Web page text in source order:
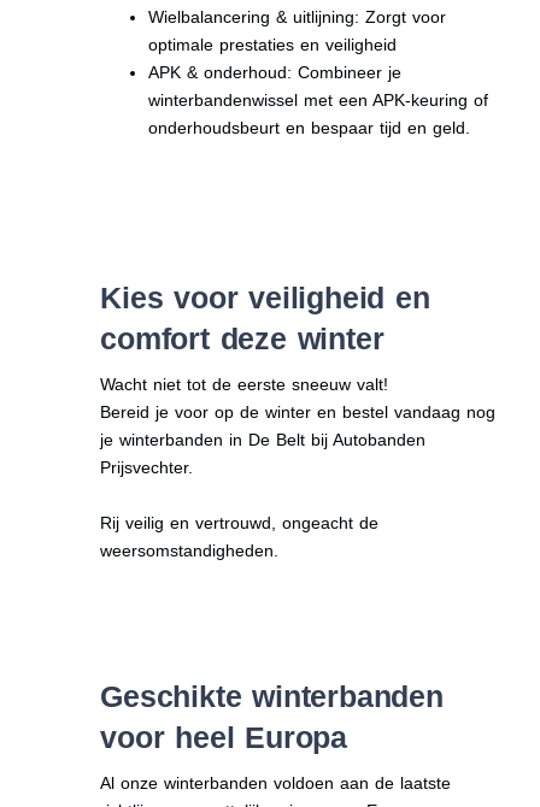
Wielbalancering & uitlijning: Zorgt voor
optimale prestaties en veiligheid
APK & onderhoud: Combineer je
winterbandenwissel met een APK-keuring of
onderhoudsbeurt en bespaar tijd en geld.
Kies voor veiligheid en
comfort deze winter
Wacht niet tot de eerste sneeuw valt!
Bereid je voor op de winter en bestel vandaag nog
je winterbanden in De Belt bij Autobanden
Prijsvechter.
Rij veilig en vertrouwd, ongeacht de
weersomstandigheden.
Geschikte winterbanden
voor heel Europa
Al onze winterbanden voldoen aan de laatste